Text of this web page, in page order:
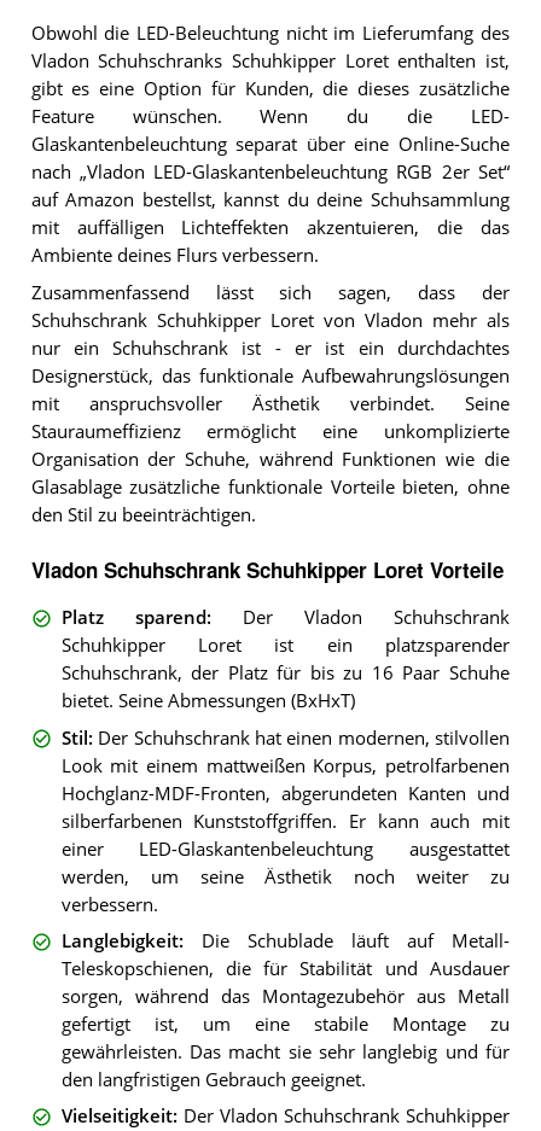
Obwohl die LED-Beleuchtung nicht im Lieferumfang des
Vladon Schuhschranks Schuhkipper Loret enthalten ist,
gibt es eine Option für Kunden, die dieses zusätzliche
Feature wünschen. Wenn du die LED-
Glaskantenbeleuchtung separat über eine Online-Suche
nach „Vladon LED-Glaskantenbeleuchtung RGB 2er Set“
auf Amazon bestellst, kannst du deine Schuhsammlung
mit auffälligen Lichteffekten akzentuieren, die das
Ambiente deines Flurs verbessern.
Zusammenfassend lässt sich sagen, dass der
Schuhschrank Schuhkipper Loret von Vladon mehr als
nur ein Schuhschrank ist - er ist ein durchdachtes
Designerstück, das funktionale Aufbewahrungslösungen
mit anspruchsvoller Ästhetik verbindet. Seine
Stauraumeffizienz ermöglicht eine unkomplizierte
Organisation der Schuhe, während Funktionen wie die
Glasablage zusätzliche funktionale Vorteile bieten, ohne
den Stil zu beeinträchtigen.
Vladon Schuhschrank Schuhkipper Loret Vorteile
Platz sparend: Der Vladon Schuhschrank
Schuhkipper Loret ist ein platzsparender
Schuhschrank, der Platz für bis zu 16 Paar Schuhe
bietet. Seine Abmessungen (BxHxT)
Stil: Der Schuhschrank hat einen modernen, stilvollen
Look mit einem mattweißen Korpus, petrolfarbenen
Hochglanz-MDF-Fronten, abgerundeten Kanten und
silberfarbenen Kunststoffgriffen. Er kann auch mit
einer LED-Glaskantenbeleuchtung ausgestattet
werden, um seine Ästhetik noch weiter zu
verbessern.
Langlebigkeit: Die Schublade läuft auf Metall-
Teleskopschienen, die für Stabilität und Ausdauer
sorgen, während das Montagezubehör aus Metall
gefertigt ist, um eine stabile Montage zu
gewährleisten. Das macht sie sehr langlebig und für
den langfristigen Gebrauch geeignet.
Vielseitigkeit: Der Vladon Schuhschrank Schuhkipper